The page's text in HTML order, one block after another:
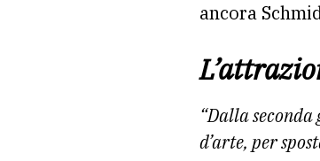
ancora
“Dalla
d’arte, per